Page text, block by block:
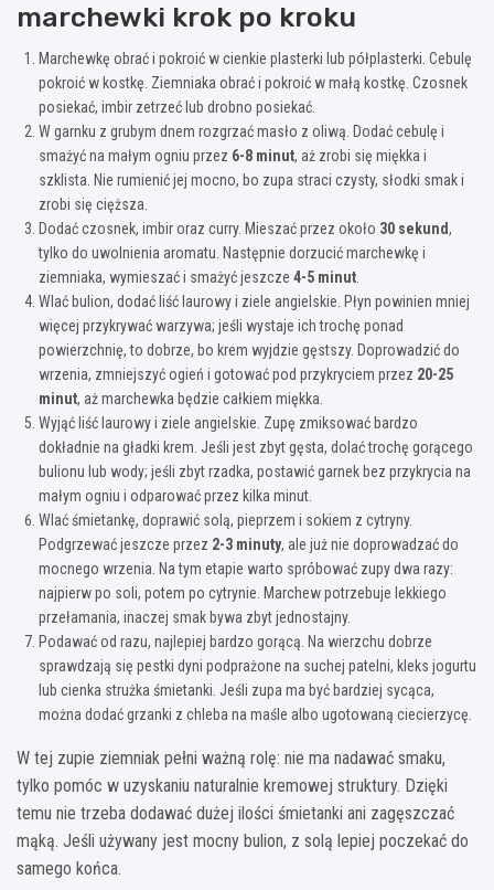
marchewki krok po kroku
Marchewkę obrać i pokroić w cienkie plasterki lub półplasterki. Cebulę
pokroić w kostkę. Ziemniaka obrać i pokroić w małą kostkę. Czosnek
posiekać, imbir zetrzeć lub drobno posiekać.
W garnku z grubym dnem rozgrzać masło z oliwą. Dodać cebulę i
smażyć na małym ogniu przez 6-8 minut, aż zrobi się miękka i
szklista. Nie rumienić jej mocno, bo zupa straci czysty, słodki smak i
zrobi się cięższa.
Dodać czosnek, imbir oraz curry. Mieszać przez około 30 sekund,
tylko do uwolnienia aromatu. Następnie dorzucić marchewkę i
ziemniaka, wymieszać i smażyć jeszcze 4-5 minut.
Wlać bulion, dodać liść laurowy i ziele angielskie. Płyn powinien mniej
więcej przykrywać warzywa; jeśli wystaje ich trochę ponad
powierzchnię, to dobrze, bo krem wyjdzie gęstszy. Doprowadzić do
wrzenia, zmniejszyć ogień i gotować pod przykryciem przez 20-25
minut, aż marchewka będzie całkiem miękka.
Wyjąć liść laurowy i ziele angielskie. Zupę zmiksować bardzo
dokładnie na gładki krem. Jeśli jest zbyt gęsta, dolać trochę gorącego
bulionu lub wody; jeśli zbyt rzadka, postawić garnek bez przykrycia na
małym ogniu i odparować przez kilka minut.
Wlać śmietankę, doprawić solą, pieprzem i sokiem z cytryny.
Podgrzewać jeszcze przez 2-3 minuty, ale już nie doprowadzać do
mocnego wrzenia. Na tym etapie warto spróbować zupy dwa razy:
najpierw po soli, potem po cytrynie. Marchew potrzebuje lekkiego
przełamania, inaczej smak bywa zbyt jednostajny.
Podawać od razu, najlepiej bardzo gorącą. Na wierzchu dobrze
sprawdzają się pestki dyni podprażone na suchej patelni, kleks jogurtu
lub cienka strużka śmietanki. Jeśli zupa ma być bardziej sycąca,
można dodać grzanki z chleba na maśle albo ugotowaną ciecierzycę.
W tej zupie ziemniak pełni ważną rolę: nie ma nadawać smaku,
tylko pomóc w uzyskaniu naturalnie kremowej struktury. Dzięki
temu nie trzeba dodawać dużej ilości śmietanki ani zagęszczać
mąką. Jeśli używany jest mocny bulion, z solą lepiej poczekać do
samego końca.